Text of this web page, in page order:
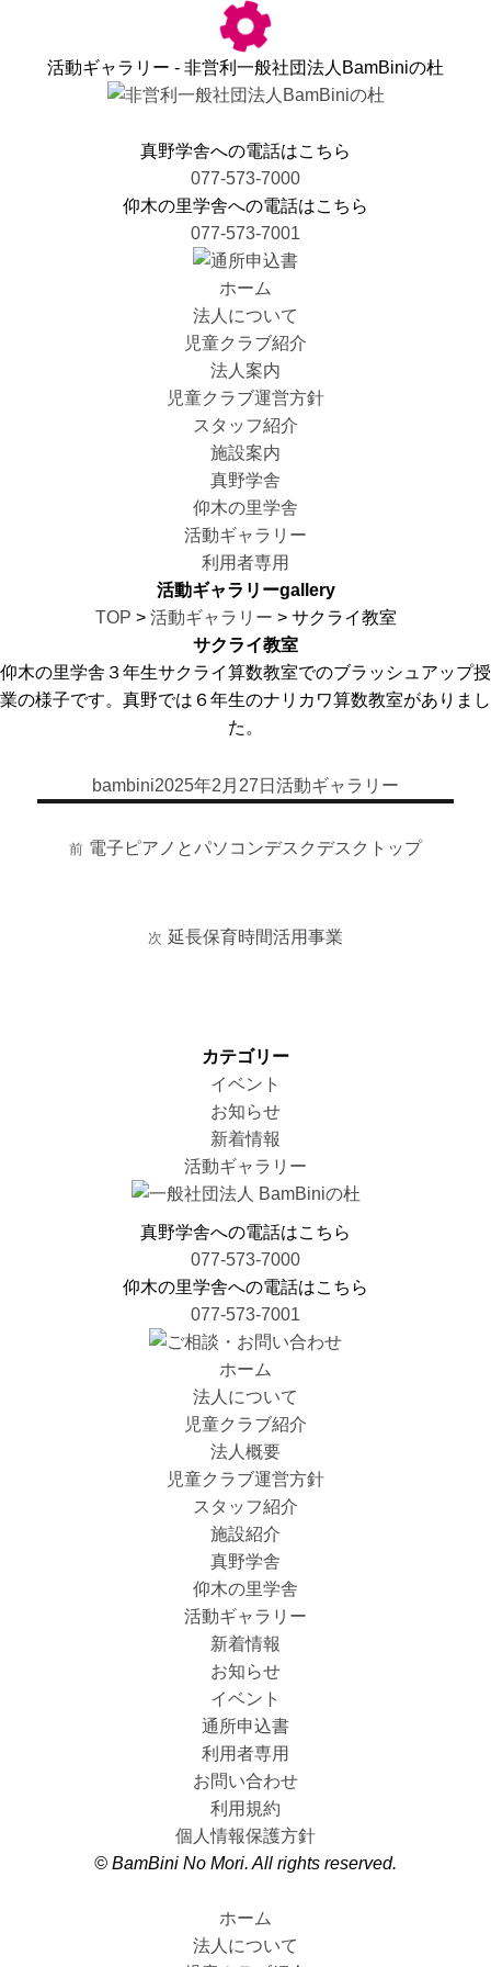
活動ギャラリー - 非営利一般社団法人BamBiniの杜
真野学舎への電話はこちら
077-573-7000
仰木の里学舎への電話はこちら
077-573-7001
ホーム
法人について
児童クラブ紹介
法人案内
児童クラブ運営方針
スタッフ紹介
施設案内
真野学舎
仰木の里学舎
活動ギャラリー
利用者専用
活動ギャラリーgallery
TOP > 活動ギャラリー > サクライ教室
サクライ教室
仰木の里学舎３年生サクライ算数教室でのブラッシュアップ授
業の様子です。真野では６年生のナリカワ算数教室がありまし
た。
投
者
bambini
投
日:
2025年2月27日
カ
ゴ
活動ギャラリー
稿
前
前
電子ピアノとパソコンデスクデスクトップ
次
次
延長保育時間活用事業
カテゴリー
イベント
お知らせ
新着情報
活動ギャラリー
真野学舎への電話はこちら
077-573-7000
仰木の里学舎への電話はこちら
077-573-7001
ホーム
法人について
児童クラブ紹介
法人概要
児童クラブ運営方針
スタッフ紹介
施設紹介
真野学舎
仰木の里学舎
活動ギャラリー
新着情報
お知らせ
イベント
通所申込書
利用者専用
お問い合わせ
利用規約
個人情報保護方針
© BamBini No Mori. All rights reserved.
ホーム
法人について